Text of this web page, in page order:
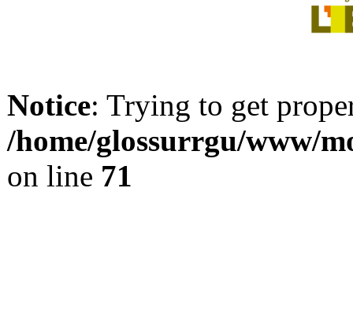
Notice: Trying to get
/home/glossurrgu/www/
on line 71